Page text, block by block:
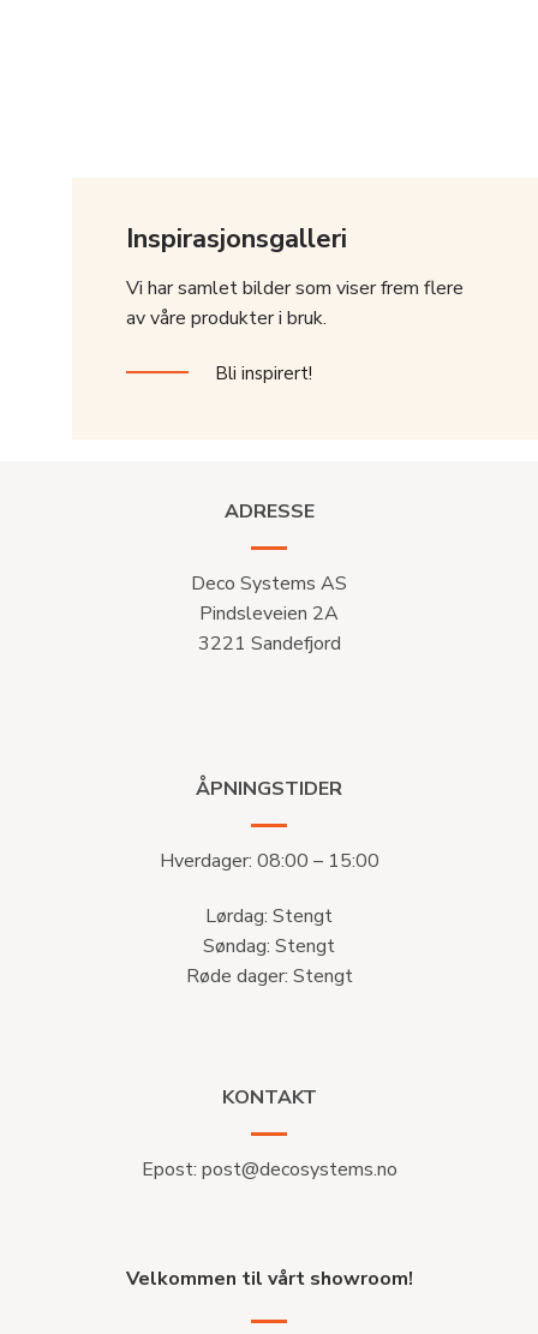
Inspirasjonsgalleri
Vi har samlet bilder som viser frem flere
av våre produkter i bruk.
Bli inspirert!
ADRESSE
Deco Systems AS
Pindsleveien 2A
3221 Sandefjord
ÅPNINGSTIDER
Hverdager: 08:00 – 15:00
Lørdag: Stengt
Søndag: Stengt
Røde dager: Stengt
KONTAKT
Epost: post@decosystems.no
Velkommen til vårt showroom!